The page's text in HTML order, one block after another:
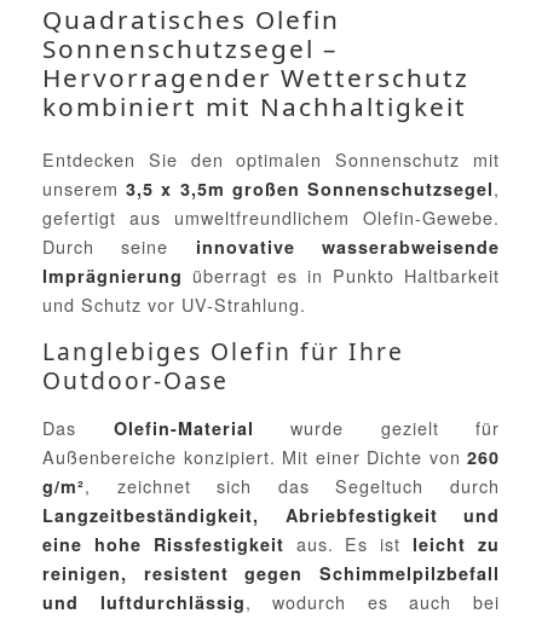
Quadratisches Olefin
Sonnenschutzsegel –
Hervorragender Wetterschutz
kombiniert mit Nachhaltigkeit
Entdecken Sie den optimalen Sonnenschutz mit
unserem3,5 x 3,5m großen Sonnenschutzsegel,
gefertigt aus umweltfreundlichem Olefin-Gewebe.
Durch seine innovative wasserabweisende
Imprägnierung überragt es in Punkto Haltbarkeit
und Schutz vor UV-Strahlung.
Langlebiges Olefin für Ihre
Outdoor-Oase
Das Olefin-Material wurde gezielt für
Außenbereiche konzipiert. Mit einer Dichte von 260
g/m², zeichnet sich das Segeltuch durch
Langzeitbeständigkeit, Abriebfestigkeit und
eine hohe Rissfestigkeit aus. Es ist leicht zu
reinigen, resistent gegen Schimmelpilzbefall
und luftdurchlässig, wodurch es auch bei